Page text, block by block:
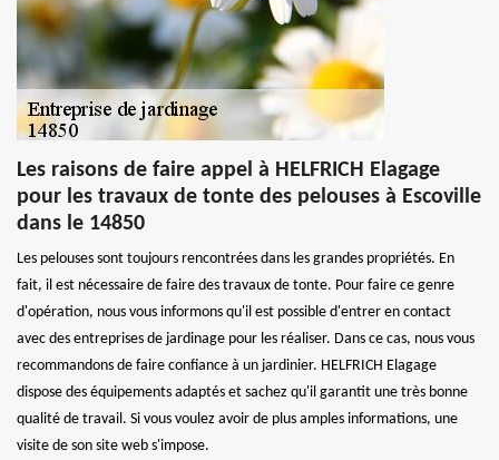
Les raisons de faire appel à HELFRICH Elagage
pour les travaux de tonte des pelouses à Escoville
dans le 14850
Les pelouses sont toujours rencontrées dans les grandes propriétés. En
fait, il est nécessaire de faire des travaux de tonte. Pour faire ce genre
d'opération, nous vous informons qu'il est possible d'entrer en contact
avec des entreprises de jardinage pour les réaliser. Dans ce cas, nous vous
recommandons de faire confiance à un jardinier. HELFRICH Elagage
dispose des équipements adaptés et sachez qu'il garantit une très bonne
qualité de travail. Si vous voulez avoir de plus amples informations, une
visite de son site web s'impose.